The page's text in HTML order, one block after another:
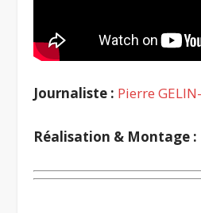
Journaliste : Pierre
Réalisation & Montage :